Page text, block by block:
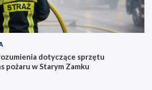
dotyczące sprzętu
pożaru w Starym Zamku